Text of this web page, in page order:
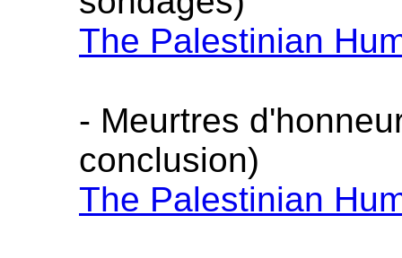
The Palestinian
- Meurtres
conclusion)
The Palestinian